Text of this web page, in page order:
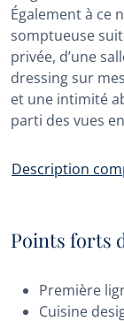
Également à ce
somptueuse
privée, d’une
dressing sur
et une intimité
parti des vues
Description
Points forts
Première
Cuisine